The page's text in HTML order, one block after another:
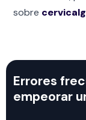
sobre
Errores
empeorar